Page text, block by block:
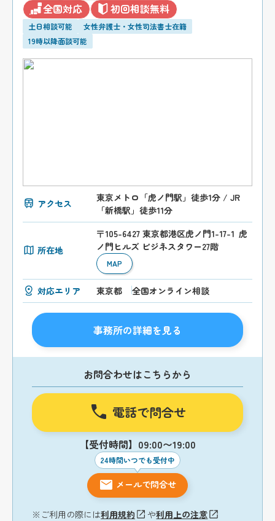
全国対応 初回相談無料
土日相談可能
女性弁護士・女性司法書士在籍
19時以降面談可能
アクセス
東京メトロ「虎ノ門駅」徒歩1分 / JR
「新橋駅」徒歩11分
所在地
〒105-6427 東京都港区虎ノ門1-17-1 虎
ノ門ヒルズ ビジネスタワー27階
MAP
対応エリア 東京都 全国オンライン相談
事務所の詳細を見る
お問合わせはこちらから
電話で問合せ
【受付時間】09:00〜19:00
24時間いつでも受付中
メールで問合せ
※ご利用の際には利用規約 や利用上の注意